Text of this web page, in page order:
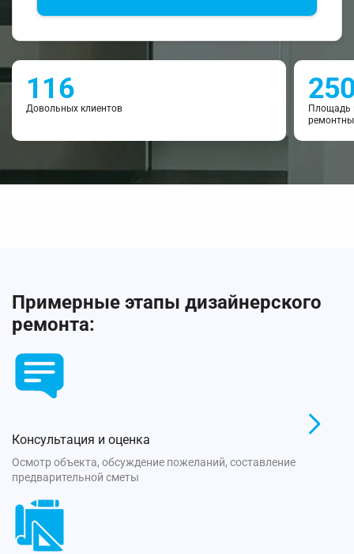
116
Довольных клиентов
Площадь
Примерные этапы дизайнерского
ремонта:
Консультация и оценка
Осмотр объекта, обсуждение пожеланий, составление
предварительной сметы